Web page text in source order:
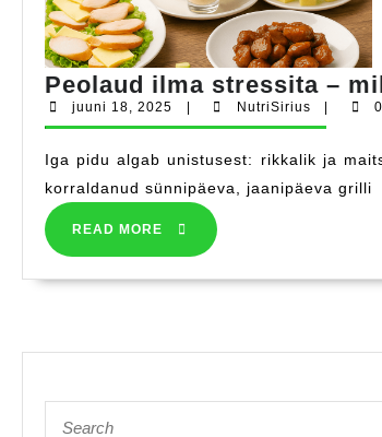
Peolaud ilma stressita –
juuni 18, 2025 juuni
NutriSiriusNutriSirius
Iga pidu algab unistusest: rikkalik ja maitsekas laud, rahulolevad külalised ning pererahvas, kes saab ise ka pidu nautida, mitte ainult köögis toimetada. Kuid igaüks, kes on
korraldanud sünnipäeva, jaanipäeva grilli
READ MORE
READ
MORE
for: